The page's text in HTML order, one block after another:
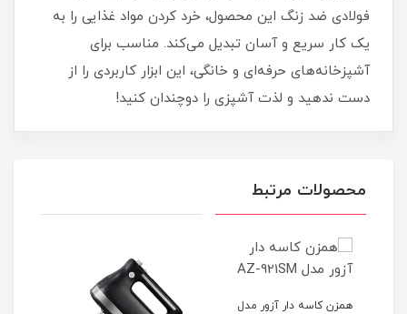
فولادی ضد زنگ این محصول، خرد کردن مواد غذایی را به
یک کار سریع و آسان تبدیل می‌کند. مناسب برای
آشپزخانه‌های حرفه‌ای و خانگی، این ابزار کاربردی را از
دست ندهید و لذت آشپزی را دوچندان کنید!
محصولات مرتبط
همزن کاسه دار آزور مدل